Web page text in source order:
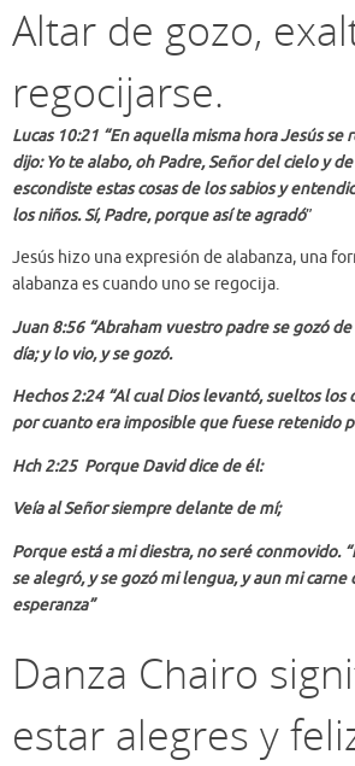
Altar de gozo,
regocijarse.
Lucas 10:21 “En aquella misma hora Jesús se
dijo: Yo te alabo, oh Padre, Señor del cielo y
escondiste estas cosas de los sabios y
los niños. Sí, Padre, porque así te agradó”
Jesús hizo una expresión de alabanza, una
alabanza es cuando uno se regocija.
Juan 8:56 “Abraham vuestro padre se gozó
día; y lo vio, y se gozó.
Hechos 2:24 “Al cual Dios levantó, sueltos
por cuanto era imposible que fuese retenido
Hch 2:25 Porque David dice de él:
Veía al Señor siempre delante de mí;
Porque está a mi diestra, no seré conmovido.
se alegró, y se gozó mi lengua, y aun mi carne
esperanza”
Danza Chairo
estar alegres y